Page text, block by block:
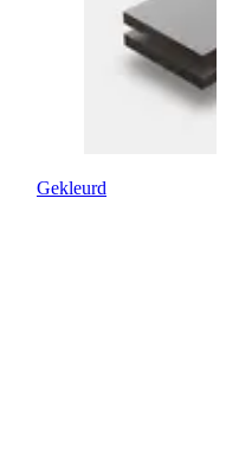
Gekleurd